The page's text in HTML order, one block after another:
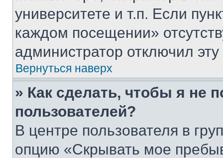
университете и т.п. Если
каждом посещении»
администратор отключил
Вернуться наверх
» Как сделать, чтобы я не
пользователей?
В центре пользователя в
опцию «Скрывать мое